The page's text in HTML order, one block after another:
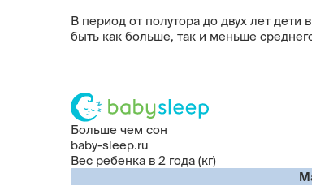
В период от полутора до двух лет
быть как больше, так и меньше
Больше чем сон
baby-sleep.ru
Вес ребенка в 2 года (кг)